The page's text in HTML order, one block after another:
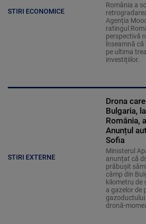
STIRI ECONOMICE
România a
Agenția
ratingul
perspectivă
înseamnă
pe ultima
investițiilor.
STIRI EXTERNE
Drona
Bulgaria,
România,
Anunțul
Sofia
Ministerul
anunțat că
prăbușit
câmp din
kilometru de
a gazelor de
gazoductului
dronă-